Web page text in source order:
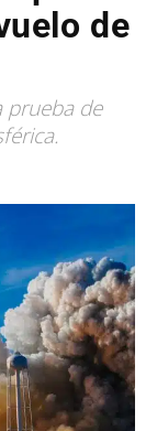
de
prueba de